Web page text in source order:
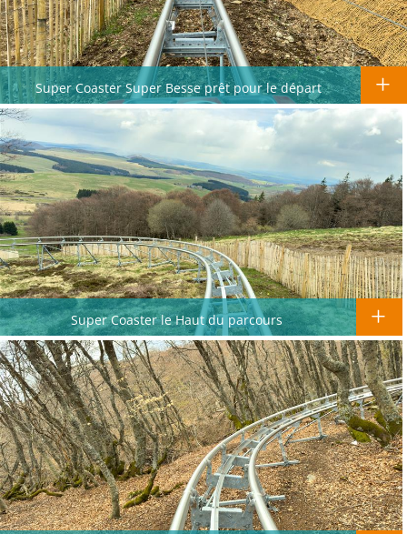
Super Coaster Super Besse prêt pour le départ
Super Coaster le Haut du parcours